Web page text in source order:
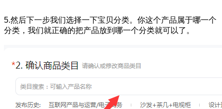
5.然后下一步我们选择一下宝贝分类。你这个产品属于哪一个
分类，我们就正确的把产品放到哪一个分类就可以了。